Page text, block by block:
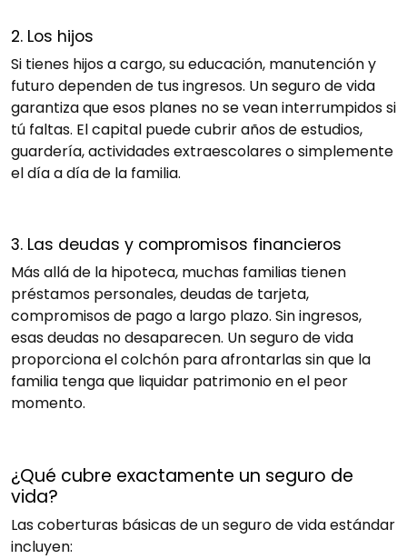
2. Los hijos
Si tienes hijos a cargo, su educación, manutención y
futuro dependen de tus ingresos. Un seguro de vida
garantiza que esos planes no se vean interrumpidos si
tú faltas. El capital puede cubrir años de estudios,
guardería, actividades extraescolares o simplemente
el día a día de la familia.
3. Las deudas y compromisos financieros
Más allá de la hipoteca, muchas familias tienen
préstamos personales, deudas de tarjeta,
compromisos de pago a largo plazo. Sin ingresos,
esas deudas no desaparecen. Un seguro de vida
proporciona el colchón para afrontarlas sin que la
familia tenga que liquidar patrimonio en el peor
momento.
¿Qué cubre exactamente un seguro de
vida?
Las coberturas básicas de un seguro de vida estándar
incluyen: